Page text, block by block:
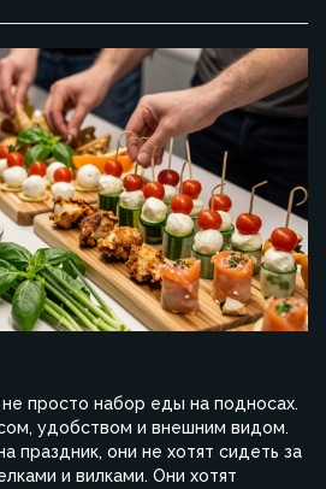
просто набор еды на подносах.
удобством и внешним видом.
праздник, они не хотят сидеть за
и вилками. Они хотят